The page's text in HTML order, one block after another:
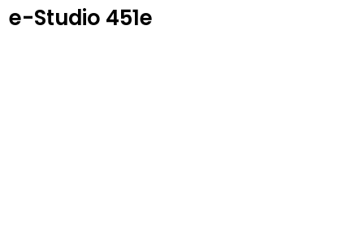
e-Studio 451e